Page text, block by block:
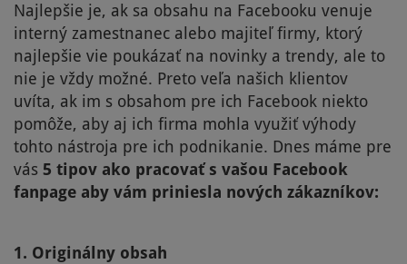
Najlepšie je, ak sa obsahu na Facebooku venuje
interný zamestnanec alebo majiteľ firmy, ktorý
najlepšie vie poukázať na novinky a trendy, ale to
nie je vždy možné. Preto veľa našich klientov
uvíta, ak im s obsahom pre ich Facebook niekto
pomôže, aby aj ich firma mohla využiť výhody
tohto nástroja pre ich podnikanie. Dnes máme pre
vás 5 tipov ako pracovať s vašou Facebook
fanpage aby vám priniesla nových zákazníkov:
1. Originálny obsah